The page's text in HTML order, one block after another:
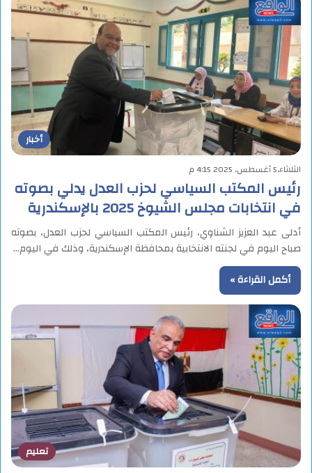
أخبار
الثلاثاء,5 أغسطس, 2025 4:15 م
رئيس المكتب السياسي لحزب العدل يدلي بصوته
في انتخابات مجلس الشيوخ 2025 بالإسكندرية
أدلى عبد العزيز الشناوي، رئيس المكتب السياسي لحزب العدل، بصوته
صباح اليوم في لجنته الانتخابية بمحافظة الإسكندرية، وذلك في اليوم…
أكمل القراءة »
تعليم